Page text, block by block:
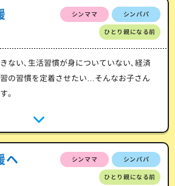
シンママ シンパパ
ひとり親になる前
ない､生活習慣が身についていない､経済
の習慣を定着させたい…そんなお子さん
。
ヘ
シンママ シンパパ
ひとり親になる前